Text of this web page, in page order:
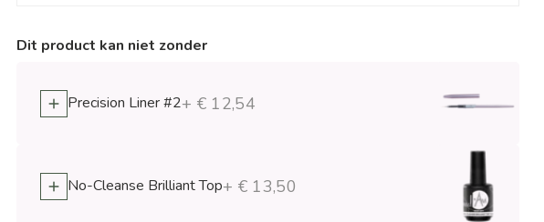
Dit product kan niet zonder
Precision Liner #2+ € 12,54
No-Cleanse Brilliant Top+ € 13,50